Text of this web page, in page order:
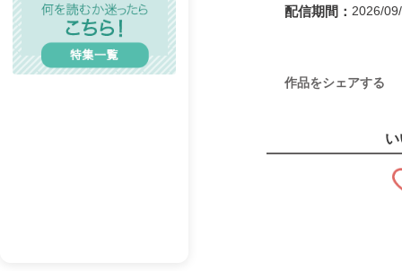
TL(ティーンズラブ)
レディコミ
〈髪で変われるならオ
連載「大原優乃、あの
連載「あの人にいざ、
連載「＃推し活」とぅ
連載「内田祭莉 トレン
配信期間 2026/
作品をシェアする